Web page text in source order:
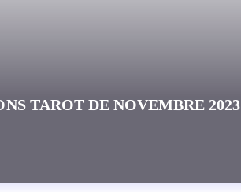
TAROT DE NOVEMBRE 2023